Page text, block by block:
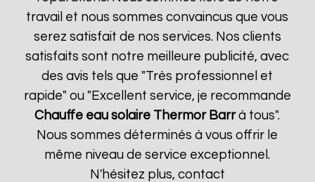
travail et nous sommes convaincus que vous
serez satisfait de nos services. Nos clients
satisfaits sont notre meilleure publicité, avec
des avis tels que "Très professionnel et
rapide" ou "Excellent service, je recommande
Chauffe eau solaire Thermor Barrà tous".
Nous sommes déterminés à vous offrir le
même niveau de service exceptionnel.
N'hésitez plus, contact